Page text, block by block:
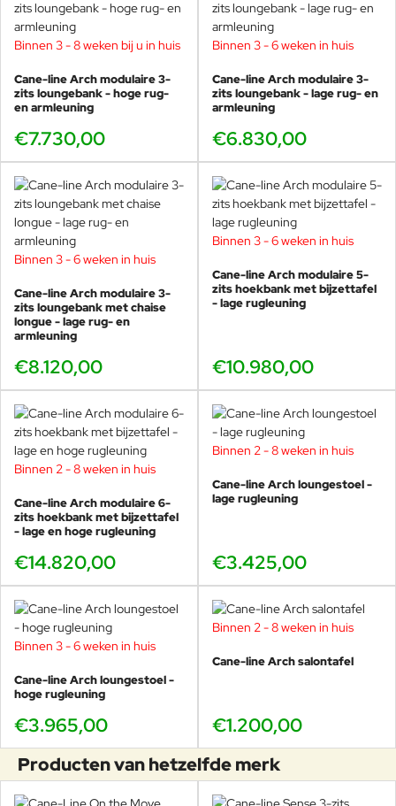
een hogedrukreiniger op matige
Buitenkussens
langere tijd buiten wordt gebruikt,
is regelmatige reiniging met een
belangrijk. Dit zorgt ervoor dat
bladeren, bessen, stuifmeel en
vogelpoep, worden verwijderd
voordat ze de kans krijgen zich op
te hopen en moeilijker te
verwijderen zijn. Het is belangrijk
plaatsen als u ze niet gebruikt. Dit
zorgt voor een optimale drainage,
de kussenkern is het meest
effectief bij een correcte afvoer
van het kussen. Houd er rekening
mee dat ondanks de antibacteriële
bescherming er zich toch schimmel
kan vormen op de binnen- en
goed wordt leeggemaakt of
gereinigd. Als er voedsel of drank
laat het kussen rechtop drogen.
hardnekkige vlekken of opgehoopt
vuil, zorgvuldig wassen met een
aanbevolen vlekverwijderaar, zoals
een hogedrukreiniger met matige
deze apart te wassen en drogen.
Zorg ervoor dat u beide zijden van
de buitenklep schoonmaakt. Houd
er rekening mee dat de
kussenhoes machinewasbaar is op
Voorschoten om even rond te kijken of voor vrijblijvend advies.
Foersom & Hiort-Lorenzen MDD
Johannes Foersom en Peter Hiort-Lorenzen (MDD) zijn twee van
de meest gerenommeerde en succesvolle meubelontwerpers van
gezonde ontwikkeling voor mens en omgeving te stimuleren. Ze
streven naar de hoogste kwaliteit in samenwerking, proces en
product en geloven dat kennis en innovatie fundamenteel zijn.
Door het indrukwekkende gebruik van flexibiliteit lijken de
meubels kleine architectonische wonderen.
Binnen 3 - 8 weken bij u in huis
Cane-line Arch modulaire 3-
zits loungebank - hoge rug-
en armleuning
€7.730,00
Binnen 3 - 6 weken in huis
Cane-line Arch modulaire 3-
zits loungebank - lage rug- en
armleuning
€6.830,00
Binnen 3 - 6 weken in huis
Cane-line Arch modulaire 3-
zits loungebank met chaise
longue - lage rug- en
armleuning
€8.120,00
Binnen 3 - 6 weken in huis
Cane-line Arch modulaire 5-
zits hoekbank met bijzettafel
- lage rugleuning
€10.980,00
Binnen 2 - 8 weken in huis
Cane-line Arch modulaire 6-
zits hoekbank met bijzettafel
- lage en hoge rugleuning
€14.820,00
Binnen 2 - 8 weken in huis
Cane-line Arch loungestoel -
lage rugleuning
€3.425,00
Binnen 3 - 6 weken in huis
Cane-line Arch loungestoel -
hoge rugleuning
€3.965,00
Binnen 2 - 8 weken in huis
Cane-line Arch salontafel
€1.200,00
Producten van hetzelfde merk